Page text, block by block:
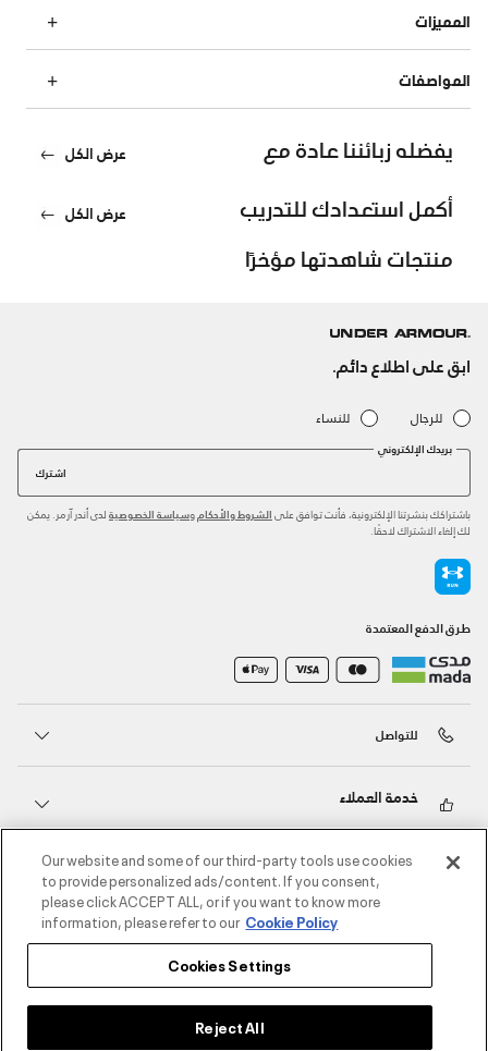
المميزات
المواصفات
يفضله زبائننا عادة مع عرض الكل
أكمل استعدادك للتدريب عرض الكل
منتجات شاهدتها مؤخرًا
ابق على اطلاع دائم.
للرجال للنساء
بريدك الإلكتروني
اشترك
باشتراكك بنشرتنا الإلكترونية، فأنت توافق على الشروط والأحكام وسياسة الخصوصية لدى أندر آرمر. يمكن
لك إلغاء الاشتراك لاحقًا.
طرق الدفع المعتمدة
للتواصل
خدمة العملاء
حول أندر آرمر
أندر آرمر على الشبكات الاجتماعية
Our website and some of our third-party tools use cookies
to provide personalized ads/content. If you consent,
please click ACCEPT ALL, or if you want to know more
information, please refer to our Cookie Policy
Cookies Settings
Reject All